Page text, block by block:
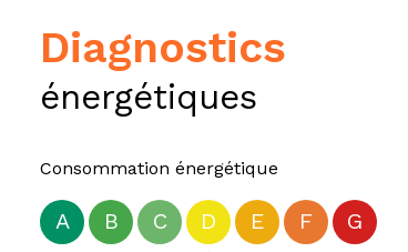
diagnostics
énergétiques
Consommation énergétique
A B C D E F G